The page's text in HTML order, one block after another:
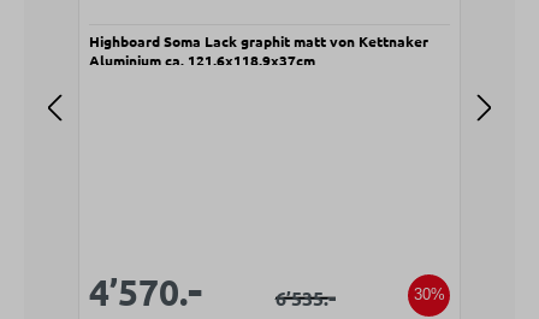
Highboard Soma Lack graphit matt von Kettnaker
Aluminium ca. 121,6x118,9x37cm
Verkaufspreis:
4’570.- Regulärer Preis:
6’535.- 30%